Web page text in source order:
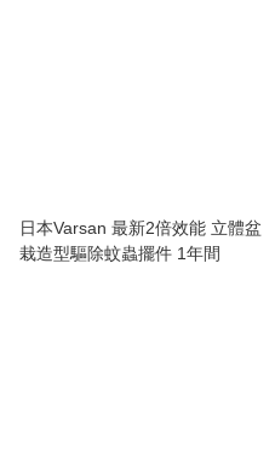
日本Varsan 最新2倍效能 立體盆
栽造型驅除蚊蟲擺件 1年間